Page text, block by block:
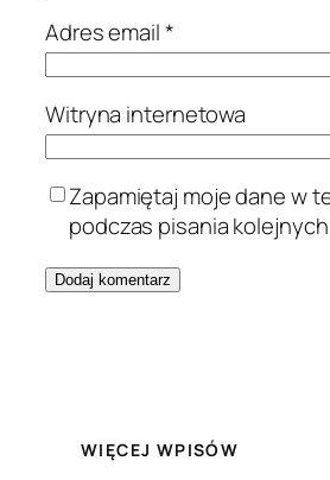
Adres email*
Witryna internetowa
Zapamiętaj moje dane w
podczas pisania
WIĘCEJ WPISÓW